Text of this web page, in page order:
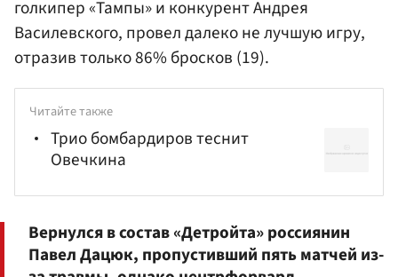
голкипер «Тампы» и конкурентАндрея
Василевского, провел далеко не лучшую игру,
отразив только 86% бросков (19).
Читайте также
Трио бомбардиров теснит
Овечкина
Вернулся в состав «Детройта» россиянин
Павел Дацюк, пропустивший пять матчей из-